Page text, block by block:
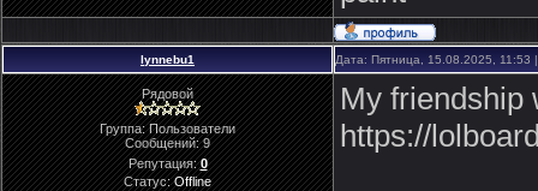
lynnebu1 Дата: Пятница, 15.08.2025,
Рядовой
Группа: Пользователи
Сообщений:9
Репутация:0
Статус:Offline
My friendship
https://